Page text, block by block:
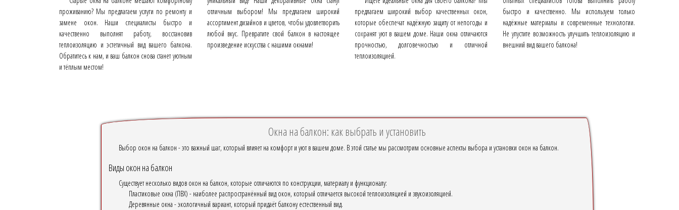
проживанию? Мы предлагаем услуги по ремонту и
замене окон. Наши специалисты быстро и
качественно выполнят работу, восстановив
теплоизоляцию и эстетичный вид вашего балкона.
Обратитесь к нам, и ваш балкон снова станет уютным
и тёплым местом!
отличным выбором! Мы предлагаем широкий
ассортимент дизайнов и цветов, чтобы удовлетворить
любой вкус. Превратите свой балкон в настоящее
произведение искусства с нашими окнами!
предлагаем широкий выбор качественных окон,
которые обеспечат надёжную защиту от непогоды и
сохранят уют в вашем доме. Наши окна отличаются
прочностью, долговечностью и отличной
теплоизоляцией.
быстро и качественно. Мы используем только
надёжные материалы и современные технологии.
Не упустите возможность улучшить теплоизоляцию и
внешний вид вашего балкона!
Окна на балкон: как выбрать и установить
Выбор окон на балкон - это важный шаг, который влияет на комфорт и уют в вашем доме. В этой статье мы рассмотрим основные аспекты выбора и установки окон на балкон.
Виды окон на балкон
Существует несколько видов окон на балкон, которые отличаются по конструкции, материалу и функционалу:
Пластиковые окна (ПВХ) - наиболее распространённый вид окон, который отличается высокой теплоизоляцией и звукоизоляцией.
Деревянные окна - экологичный вариант, который придаёт балкону естественный вид.